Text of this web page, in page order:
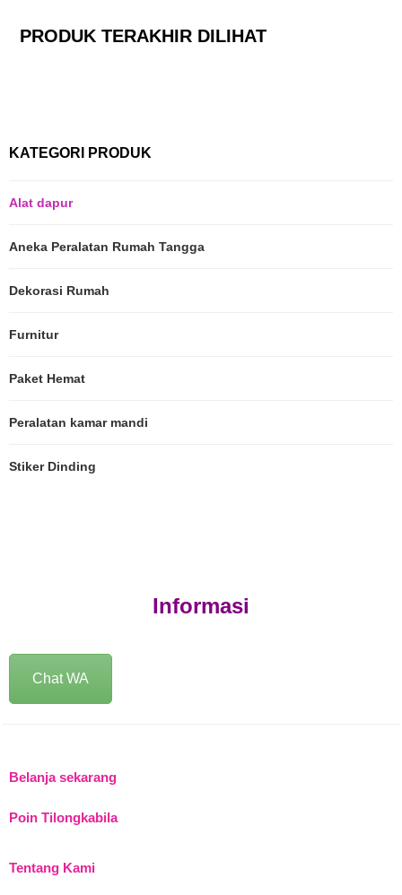
PRODUK TERAKHIR DILIHAT
KATEGORI PRODUK
Alat dapur
Aneka Peralatan Rumah Tangga
Dekorasi Rumah
Furnitur
Paket Hemat
Peralatan kamar mandi
Stiker Dinding
Informasi
Chat WA
Belanja sekarang
Poin Tilongkabila
Tentang Kami